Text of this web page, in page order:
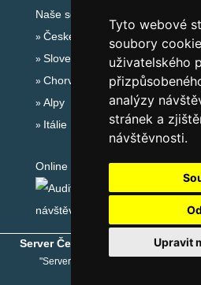
Tyto webové
soubory
uživatelského
analýzy
stránek a
návštěvnosti.
Upravit
Naše servery:
České hory
Slovenské hory
Chorvatsko
Alpy
Itálie
Online audit:
Server České hory ® - Copyright ©
"Server České hory" je registrovaná